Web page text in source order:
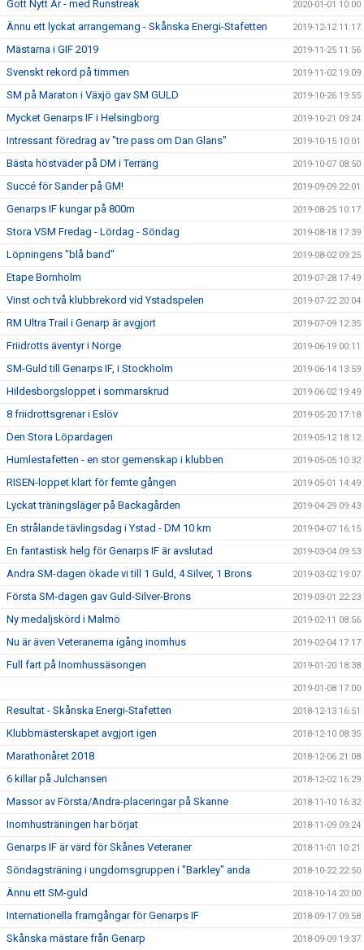
Gott Nytt År - med Runstreak 2020-01-01 10:00
Ännu ett lyckat arrangemang - Skånska Energi-Stafetten 2019-12-12 11:17
Mästarna i GIF 2019 2019-11-25 11:56
Svenskt rekord på timmen 2019-11-02 19:09
SM på Maraton i Växjö gav SM GULD 2019-10-26 19:55
Mycket Genarps IF i Helsingborg 2019-10-21 09:24
Intressant föredrag av "tre pass om Dan Glans" 2019-10-15 10:01
Bästa höstväder på DM i Terräng 2019-10-07 08:50
Succé för Sander på GM! 2019-09-09 22:01
Genarps IF kungar på 800m 2019-08-25 10:17
Stora VSM Fredag - Lördag - Söndag 2019-08-18 17:39
Löpningens "blå band" 2019-08-02 09:25
Etape Bornholm 2019-07-28 17:49
Vinst och två klubbrekord vid Ystadspelen 2019-07-22 20:04
RM Ultra Trail i Genarp är avgjort 2019-07-09 12:35
Friidrotts äventyr i Norge 2019-06-19 00:11
SM-Guld till Genarps IF, i Stockholm 2019-06-14 13:59
Hildesborgsloppet i sommarskrud 2019-06-02 19:49
8 friidrottsgrenar i Eslöv 2019-05-20 17:18
Den Stora Löpardagen 2019-05-12 18:12
Humlestafetten - en stor gemenskap i klubben 2019-05-05 10:32
RISEN-loppet klart för femte gången 2019-05-01 14:49
Lyckat träningsläger på Backagården 2019-04-29 09:43
En strålande tävlingsdag i Ystad - DM 10 km 2019-04-07 16:15
En fantastisk helg för Genarps IF är avslutad 2019-03-04 09:53
Andra SM-dagen ökade vi till 1 Guld, 4 Silver, 1 Brons 2019-03-02 19:07
Första SM-dagen gav Guld-Silver-Brons 2019-03-01 22:23
Ny medaljskörd i Malmö 2019-02-11 08:56
Nu är även Veteranerna igång inomhus 2019-02-04 17:17
Full fart på Inomhussäsongen 2019-01-20 18:38
2019-01-08 17:00
Resultat - Skånska Energi-Stafetten 2018-12-13 16:51
Klubbmästerskapet avgjort igen 2018-12-10 08:35
Marathonåret 2018 2018-12-06 21:08
6 killar på Julchansen 2018-12-02 16:29
Massor av Första/Andra-placeringar på Skanne 2018-11-10 16:32
Inomhusträningen har börjat 2018-11-09 09:24
Genarps IF är värd för Skånes Veteraner 2018-11-01 10:21
Söndagsträning i ungdomsgruppen i "Barkley" anda 2018-10-22 22:50
Ännu ett SM-guld 2018-10-14 20:00
Internationella framgångar för Genarps IF 2018-09-17 09:58
Skånska mästare från Genarp 2018-09-09 19:37